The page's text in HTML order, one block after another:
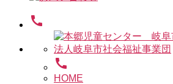
象:
call
call
HOME